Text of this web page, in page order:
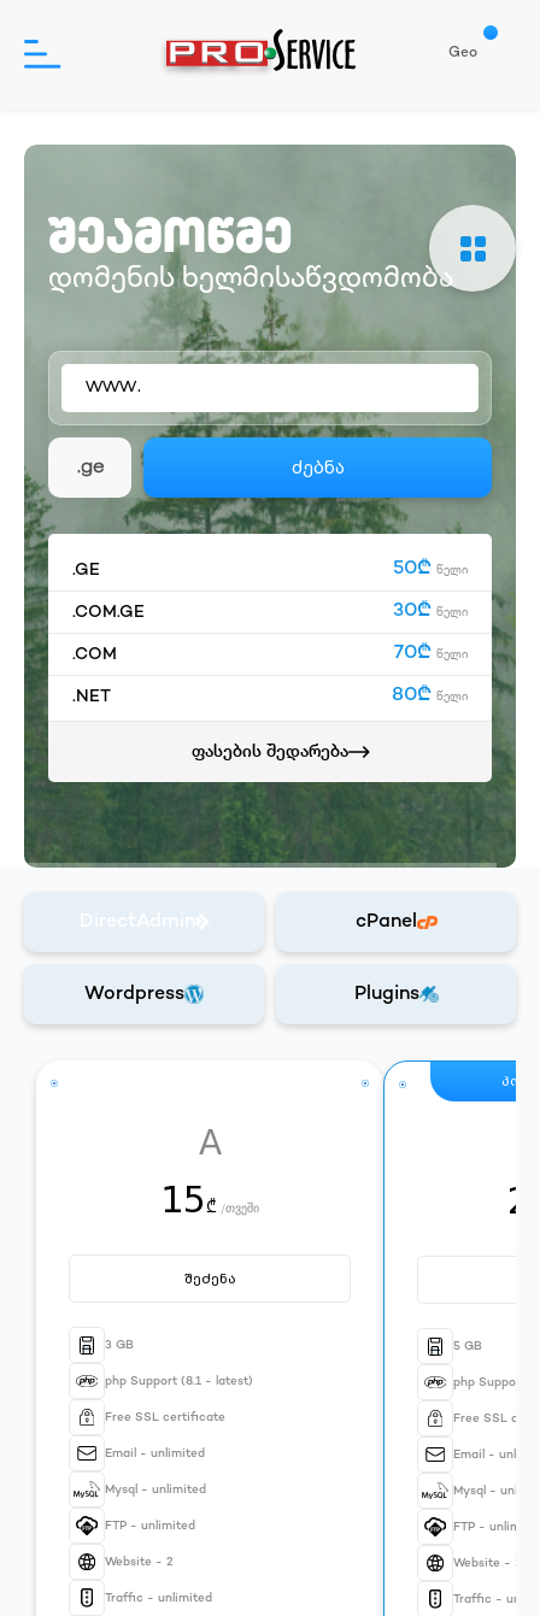
პროდუქტები
დახმარება
ჩვენ შესახებ
რეგისტრაცია
Geo
შეამოწმე
დომენის ხელმისაწვდომობა
www.
.ge ძებნა
.GE 50₾ წელი
.COM.GE 30₾ წელი
.COM 70₾ წელი
.NET 80₾ წელი
ფასების შედარება
cPanel
Wordpress Plugins
A
15 ₾ /თვეში
შეძენა
3 GB
php Support (8.1 - latest)
Free SSL certificate
Email - unlimited
Mysql - unlimited
FTP - unlimited
Website - 2
Traffic - unlimited
5 GB
php Support
Free SSL
Email -
Mysql -
FTP -
Website - 3
Traffic -